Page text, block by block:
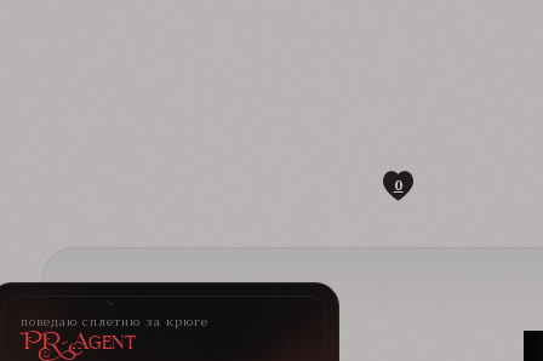
0
поведаю сплетню за крюге
PR-Agent